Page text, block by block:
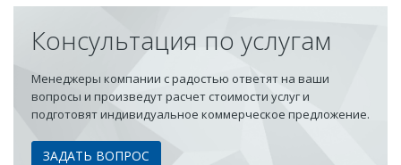
Консультация по услугам
Менеджеры компании с радостью ответят на ваши
вопросы и произведут расчет стоимости услуг и
подготовят индивидуальное коммерческое предложение.
ЗАДАТЬ ВОПРОС